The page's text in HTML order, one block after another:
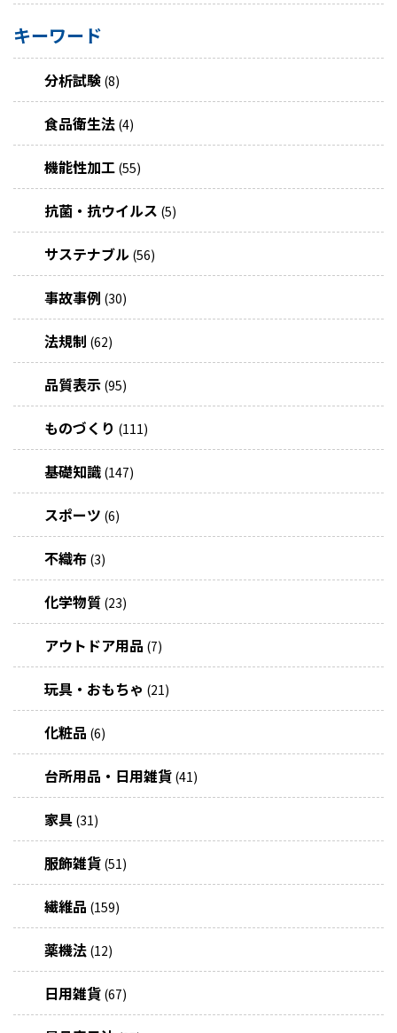
キーワード
分析試験 (8)
食品衛生法 (4)
機能性加工 (55)
抗菌・抗ウイルス (5)
サステナブル (56)
事故事例 (30)
法規制 (62)
品質表示 (95)
ものづくり (111)
基礎知識 (147)
スポーツ (6)
不織布 (3)
化学物質 (23)
アウトドア用品 (7)
玩具・おもちゃ (21)
化粧品 (6)
台所用品・日用雑貨 (41)
家具 (31)
服飾雑貨 (51)
繊維品 (159)
薬機法 (12)
日用雑貨 (67)